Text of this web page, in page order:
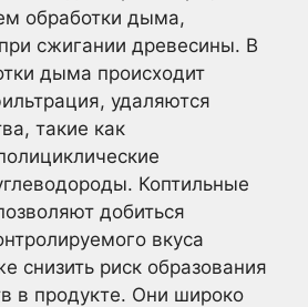
обработки дыма,
сжигании древесины. В
дыма происходит
удаляются
такие как
Коптильные
добиться
вкуса
снизить риск образования
в продукте. Они широко